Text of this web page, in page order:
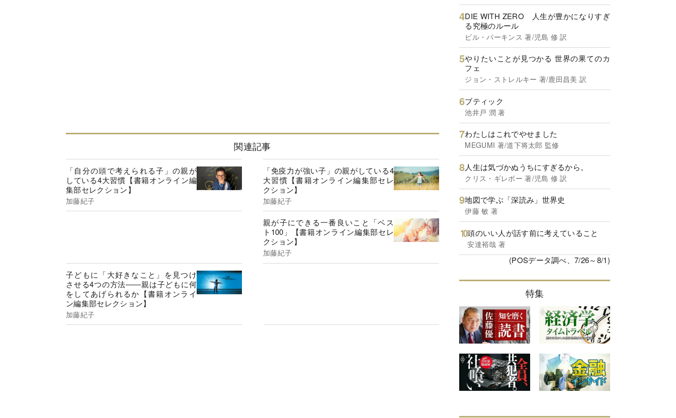
関連記事
「自分の頭で考えられる子」の親が
している4大習慣【書籍オンライン編
集部セレクション】
加藤紀子
「免疫力が強い子」の親がしている4
大習慣【書籍オンライン編集部セレ
クション】
加藤紀子
親が子にできる一番良いこと「ベス
ト100」【書籍オンライン編集部セレ
クション】
加藤紀子
子どもに「大好きなこと」を見つけ
させる4つの方法――親は子どもに何
をしてあげられるか【書籍オンライ
ン編集部セレクション】
加藤紀子
DIE WITH ZERO 人生が豊かになりすぎ
る究極のルール
ビル・パーキンス 著/児島 修 訳
やりたいことが見つかる 世界の果てのカ
フェ
ジョン・ストレルキー 著/鹿田昌美 訳
ブティック
池井戸 潤 著
わたしはこれでやせました
MEGUMI 著/道下将太郎 監修
人生は気づかぬうちにすぎるから。
クリス・ギレボー 著/児島 修 訳
地図で学ぶ「深読み」世界史
伊藤 敏 著
頭のいい人が話す前に考えていること
安達裕哉 著
(POSデータ調べ、7/26～8/1)
特集